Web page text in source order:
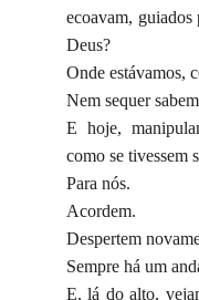
ecoavam,
Deus?
Onde estávamos,
Nem sequer
E hoje,
como se tivessem
Para nós.
Acordem.
Despertem
Sempre há um
E, lá do alto,